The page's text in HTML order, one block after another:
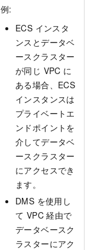
例:
ECS インスタ
ンスとデータベ
ースクラスター
が同じ VPC に
ある場合、ECS
インスタンスは
プライベートエ
ンドポイントを
介してデータベ
ースクラスター
にアクセスでき
ます。
DMS を使用し
て VPC 経由で
データベースク
ラスターにアク